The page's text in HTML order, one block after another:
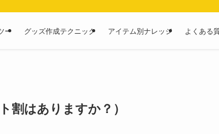
ー グッズ作成テクニック アイテム別ナレッジ よくある
割はありますか？）